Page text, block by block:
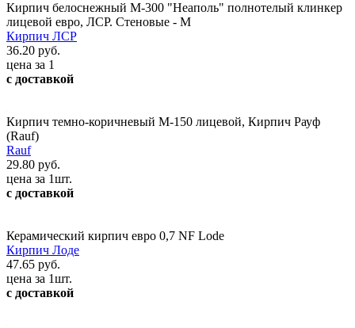
Кирпич белоснежный М-300 "Неаполь" полнотелый клинкер
лицевой евро, ЛСР. Стеновые - М
Кирпич ЛСР
36.20 руб.
цена за 1
с доставкой
Кирпич темно-коричневый М-150 лицевой, Кирпич Рауф
(Rauf)
Rauf
29.80 руб.
цена за 1шт.
с доставкой
Керамический кирпич евро 0,7 NF Lode
Кирпич Лоде
47.65 руб.
цена за 1шт.
с доставкой